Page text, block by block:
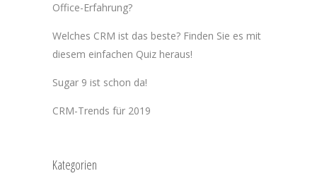
Office-Erfahrung?
Welches CRM ist das beste? Finden Sie es mit
diesem einfachen Quiz heraus!
Sugar 9 ist schon da!
CRM-Trends für 2019
Kategorien